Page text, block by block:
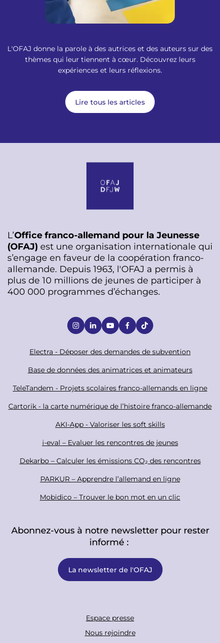
L'OFAJ donne la parole à des autrices et des auteurs sur des
thèmes qui leur tiennent à cœur. Découvrez leurs
expériences et leurs réflexions.
Lire tous les articles
L’Office franco-allemand pour la Jeunesse
(OFAJ) est une organisation internationale qui
s’engage en faveur de la coopération franco-
allemande. Depuis 1963, l'OFAJ a permis à
plus de 10 millions de jeunes de participer à
400 000 programmes d’échanges.
ao
e
Electra - Déposer des demandes de subvention
Base de données des animatrices et animateurs
TeleTandem - Projets scolaires franco-allemands en ligne
Cartorik - la carte numérique de l’histoire franco-allemande
AKI-App - Valoriser les soft skills
i-eval – Evaluer les rencontres de jeunes
Dekarbo – Calculer les émissions CO₂ des rencontres
PARKUR – Apprendre l’allemand en ligne
Mobidico – Trouver le bon mot en un clic
Abonnez-vous à notre newsletter pour rester
informé :
La newsletter de l'OFAJ
Espace presse
Nous rejoindre